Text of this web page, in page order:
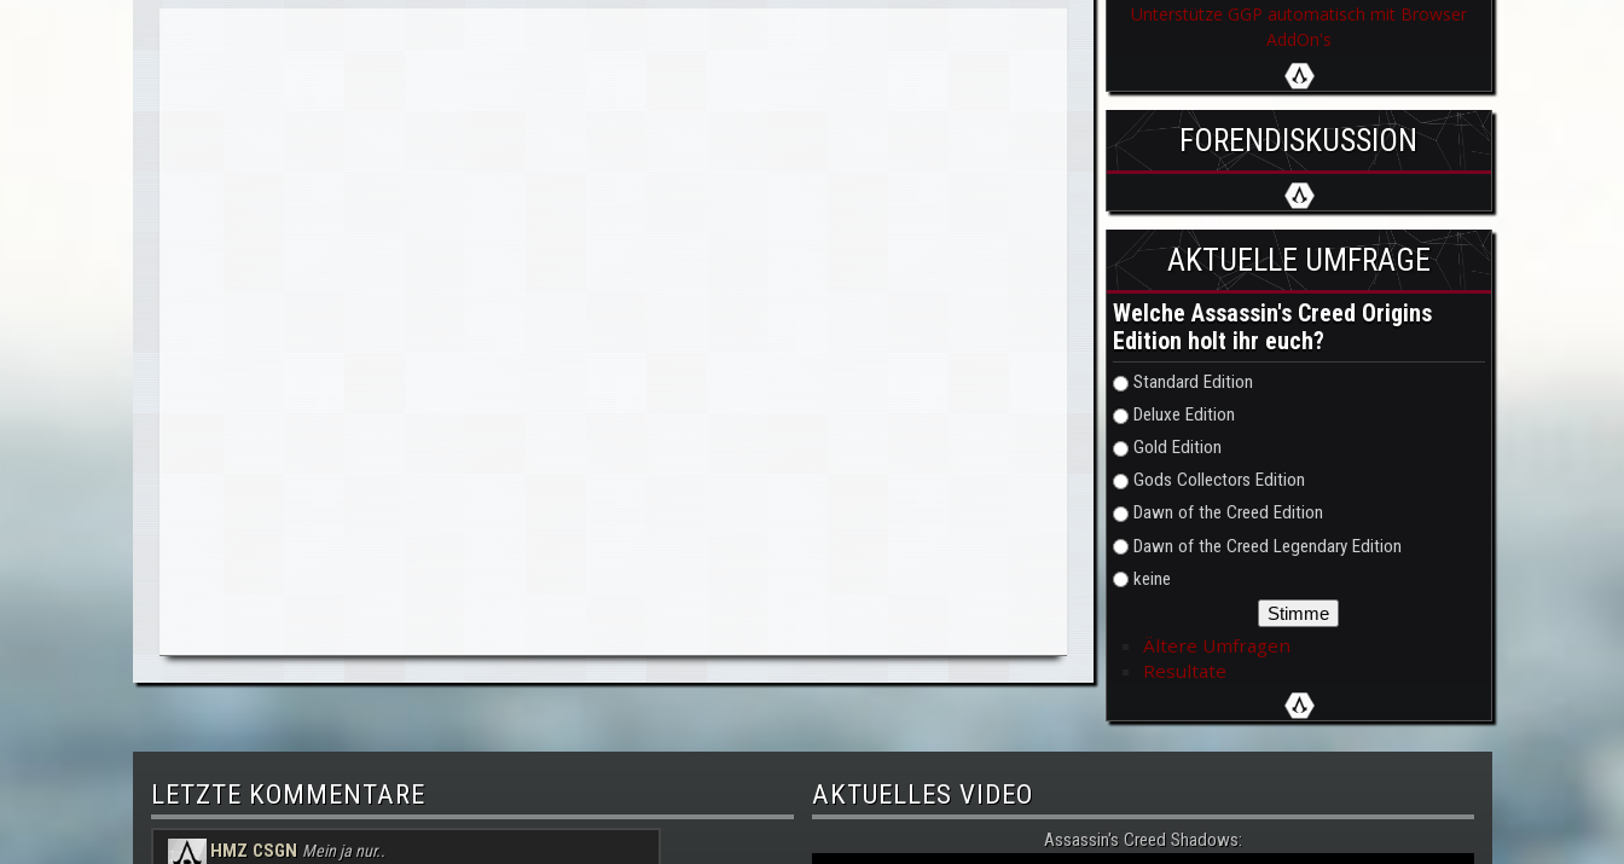
Unterstütze GGP automatisch mit Browser
AddOn's
FORENDISKUSSION
AKTUELLE UMFRAGE
Welche Assassin's Creed Origins
Edition holt ihr euch?
Auswahlmöglichkeiten
Standard Edition
Deluxe Edition
Gold Edition
Gods Collectors Edition
Dawn of the Creed Edition
Dawn of the Creed Legendary Edition
keine
Ältere Umfragen
Resultate
LETZTE KOMMENTARE
HMZ CSGN Mein ja nur..
AKTUELLES VIDEO
Assassin's Creed Shadows: